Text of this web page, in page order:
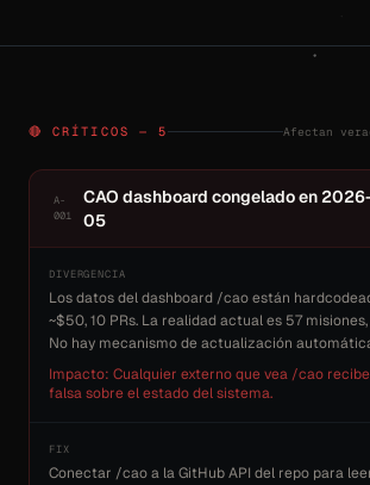
🔴 CRÍTICOS — 5 Afectan
A-
001
CAO dashboard congelado en
05
DIVERGENCIA
Los datos del dashboard /cao están
~$50, 10 PRs. La realidad actual es 57 misiones,
No hay mecanismo de actualización
Impacto: Cualquier externo que vea /cao
falsa sobre el estado del sistema.
FIX
Conectar /cao a la GitHub API del repo para